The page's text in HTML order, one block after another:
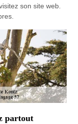
son site web.
partout